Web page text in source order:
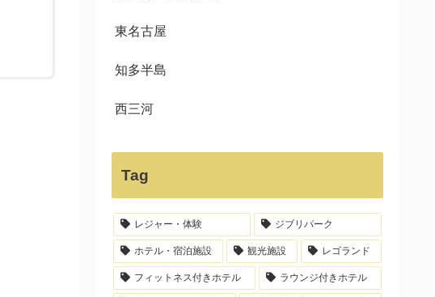
東名古屋
知多半島
西三河
Tag
レジャー・体験 ジブリパーク
ホテル・宿泊施設 観光施設 レゴランド
フィットネス付きホテル ラウンジ付きホテル